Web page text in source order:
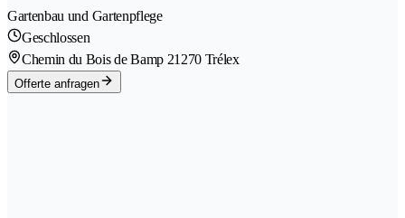
Gartenbau und Gartenpflege
Geschlossen
Chemin du Bois de Bamp 21270 Trélex
Offerte anfragen